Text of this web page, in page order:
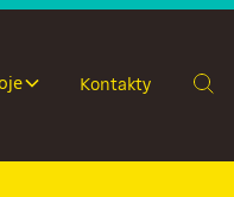
Kontakty